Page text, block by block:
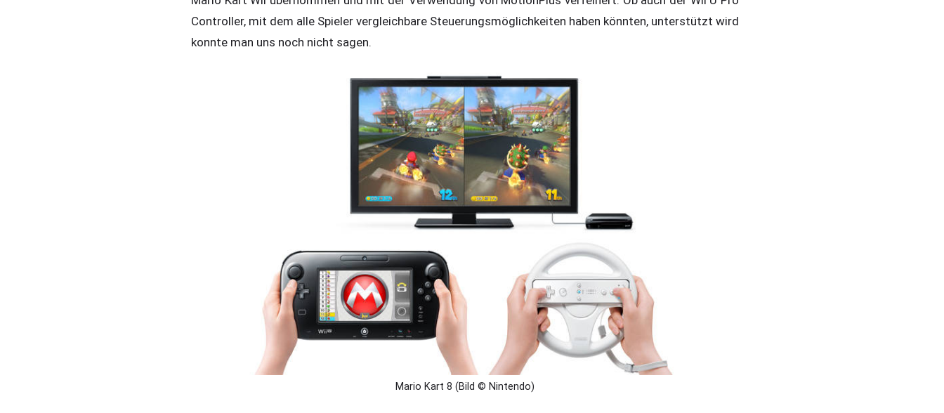
Controller, mit dem alle Spieler vergleichbare Steuerungsmöglichkeiten haben könnten, unterstützt wird
konnte man uns noch nicht sagen.
Mario Kart 8 (Bild © Nintendo)